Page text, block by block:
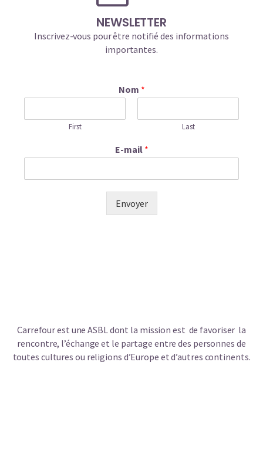
NEWSLETTER
Inscrivez-vous pour être notifié des informations
importantes.
Nom *
First Last
E-mail *
Envoyer
Carrefour est une ASBL dont la mission est de favoriser la
rencontre, l’échange et le partage entre des personnes de
toutes cultures ou religions d’Europe et d’autres continents.